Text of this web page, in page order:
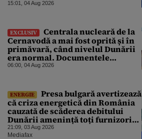
petrol”
15:01, 04 Aug 2026
EXCLUSIV
Centrala nucleară de la
Cernavodă a mai fost oprită și în
primăvară, când nivelul Dunării
era normal. Documentele
descoperite de Gândul arată că
06:00, 04 Aug 2026
ENERGIE
Presa bulgară avertizează
că criza energetică din România
cauzată de scăderea debitului
Dunării amenință toți furnizorii
balcanici de electricitate
21:09, 03 Aug 2026
Mediafax